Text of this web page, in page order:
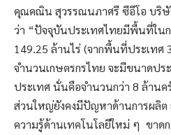
คุณคณิน สุวรรณนภาศรี ซีอีโอ บริษั
ว่า “ปัจจุบันประเทศไทยมีพื้นที่ในก
149.25 ล้านไร่ (จากพื้นที่ประเทศ
จำนวนเกษตรกรไทย จะมีขนาดปร
ประเทศ นั่นคือจำนวนกว่า 8 ล้
ส่วนใหญ่ยังคงมีปัญหาด้านการผลิต
ความรู้ด้านเทคโนโลยีใหม่ ๆ ขาด